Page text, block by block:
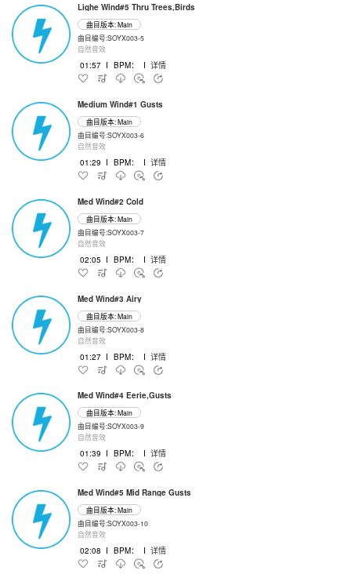
Lighe Wind#5 Thru Trees,Birds
曲目版本: Main
曲目编号:SOYX003-5
自然音效
01:57 I BPM： I 详情
Medium Wind#1 Gusts
曲目版本: Main
曲目编号:SOYX003-6
自然音效
01:29 I BPM： I 详情
Med Wind#2 Cold
曲目版本: Main
曲目编号:SOYX003-7
自然音效
02:05 I BPM： I 详情
Med Wind#3 Airy
曲目版本: Main
曲目编号:SOYX003-8
自然音效
01:27 I BPM： I 详情
Med Wind#4 Eerie,Gusts
曲目版本: Main
曲目编号:SOYX003-9
自然音效
01:39 I BPM： I 详情
Med Wind#5 Mid Range Gusts
曲目版本: Main
曲目编号:SOYX003-10
自然音效
02:08 I BPM： I 详情